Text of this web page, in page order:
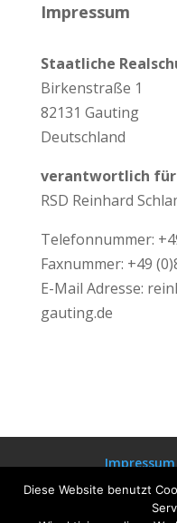
Impressum
Staatliche
Birkenstraße 1
82131 Gauting
Deutschland
verantwortlich
RSD Reinhard
Telefonnummer:
Faxnummer: +49
E-Mail Adresse:
gauting.de
Impressum
Diese Website benutzt